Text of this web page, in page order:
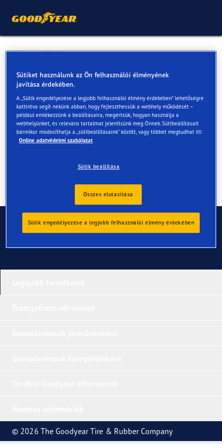
Vissza a listához
INICIÁL AUTÓHÁZ KFT
Online és az üzletekben elérhető szolgáltatások
Elérhetőségek Szolgáltatások
Kapcsolat
© 2026 The Goodyear Tire & Rubber Company
Sütiket használunk az Ön felhasználói élményének
javítása érdekében.
A „Sütik engedélyezése a legjobb felhasználói élmény érdekében” lehetőségre
kattintva segít nekünk abban, hogy fejleszthessük a webhely működését –
például emlékezzünk a beállításaira, megértsük, hogyan használja a
webhelyünket, és releváns tartalmat jelenítsünk meg Önnek. Sütibeállításait
bármikor módosíthatja a „sütibeállításaink” között, vagy többet megtudhat itt:
Online adatvédelmi szabályzat
Sütik beállítása
Összes elutasítása
Sütik engedélyezése a legjobb felhasználói élmény érdekében